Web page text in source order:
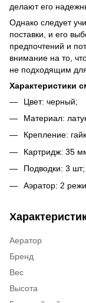
делают его
Однако следует
поставки, и его
предпочтений и
внимание на то,
не подходящим
Характеристики
Цвет: черный;
Материал:
Крепление:
Картридж: 35
Подводки: 3 шт;
Аэратор: 2
Аератор
Бренд
Вес
Высота